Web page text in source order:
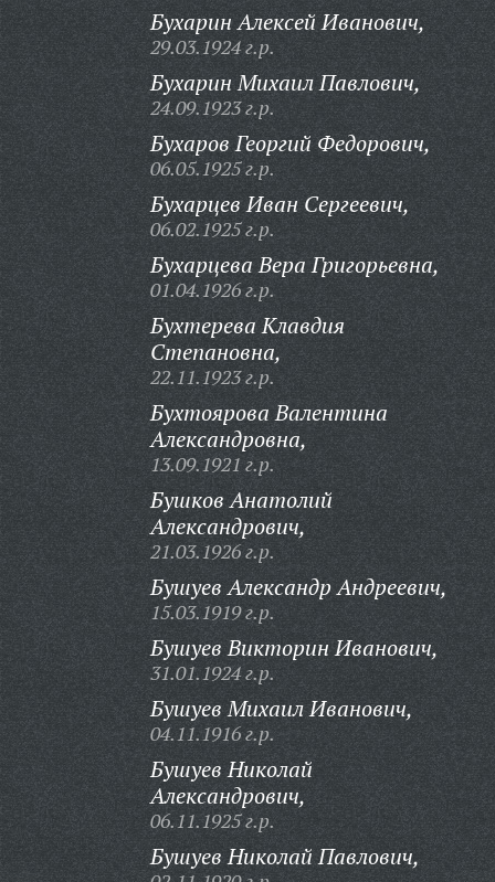
Бухарин Алексей Иванович,
29.03.1924 г.р.
Бухарин Михаил Павлович,
24.09.1923 г.р.
Бухаров Георгий Федорович,
06.05.1925 г.р.
Бухарцев Иван Сергеевич,
06.02.1925 г.р.
Бухарцева Вера Григорьевна,
01.04.1926 г.р.
Бухтерева Клавдия
Степановна,
22.11.1923 г.р.
Бухтоярова Валентина
Александровна,
13.09.1921 г.р.
Бушков Анатолий
Александрович,
21.03.1926 г.р.
Бушуев Александр Андреевич,
15.03.1919 г.р.
Бушуев Викторин Иванович,
31.01.1924 г.р.
Бушуев Михаил Иванович,
04.11.1916 г.р.
Бушуев Николай
Александрович,
06.11.1925 г.р.
Бушуев Николай Павлович,